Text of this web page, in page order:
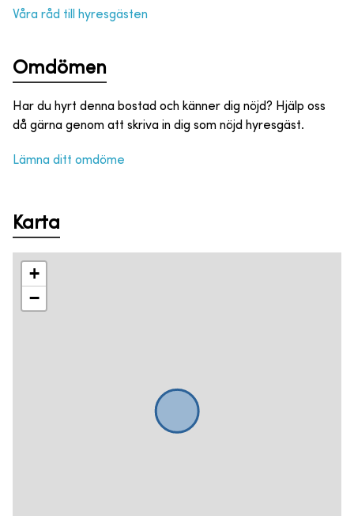
Våra råd till hyresgästen
Omdömen
Har du hyrt denna bostad och känner dig nöjd? Hjälp oss
då gärna genom att skriva in dig som nöjd hyresgäst.
Lämna ditt omdöme
Karta
+
−